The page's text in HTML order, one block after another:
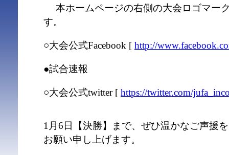
本ホームページの右側の大会ロゴマー
す。
○大会公式Facebook [ http://
●試合速報
○大会公式twitter [ https://twitter.com/
1月6日【決勝】まで、ぜひ温かなご声援
お願い申し上げます。